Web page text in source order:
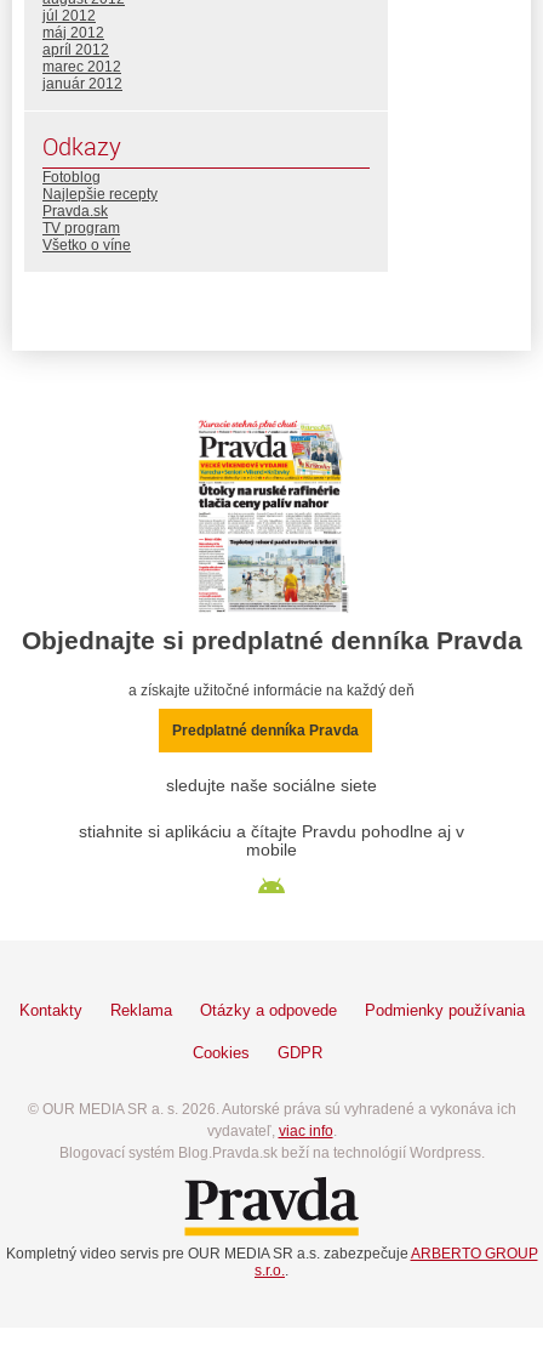
júl 2012
máj 2012
apríl 2012
marec 2012
január 2012
Odkazy
Fotoblog
Najlepšie recepty
Pravda.sk
TV program
Všetko o víne
Objednajte si predplatné denníka Pravda
a získajte užitočné informácie na každý deň
Predplatné denníka Pravda
sledujte naše sociálne siete
stiahnite si aplikáciu a čítajte Pravdu pohodlne aj v
mobile
Kontakty Reklama Otázky a odpovede Podmienky používania
Cookies GDPR
© OUR MEDIA SR a. s. 2026. Autorské práva sú vyhradené a vykonáva ich
vydavateľ, viac info.
Blogovací systém Blog.Pravda.sk beží na technológií Wordpress.
Kompletný video servis pre OUR MEDIA SR a.s. zabezpečuje ARBERTO GROUP
s.r.o..